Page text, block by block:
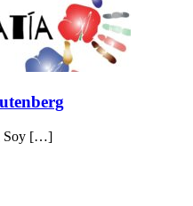
Soy […]